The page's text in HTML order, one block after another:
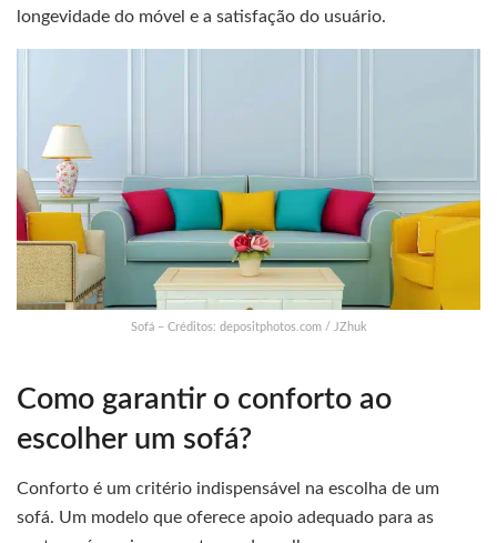
longevidade do móvel e a satisfação do usuário.
Sofá – Créditos: depositphotos.com / JZhuk
Como garantir o conforto ao
escolher um sofá?
Conforto é um critério indispensável na escolha de um
sofá. Um modelo que oferece apoio adequado para as